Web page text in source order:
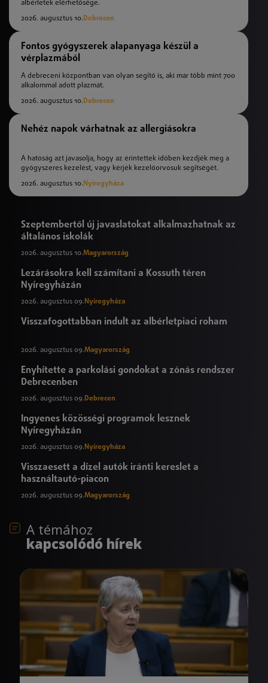
albérletek elérhetősége.
2026. augusztus 10.Debrecen
Fontos gyógyszerek alapanyaga készül a
vérplazmából
A debreceni központban van olyan segítő is, aki már több mint 700
alkalommal adott plazmát.
2026. augusztus 10.Debrecen
Nehéz napok várhatnak az allergiásokra
A hatóság azt javasolja, hogy az érintettek időben kezdjék meg a
gyógyszeres kezelést, vagy kérjék kezelőorvosuk segítségét.
2026. augusztus 10. Nyíregyháza
Szeptembertől új javaslatokat alkalmazhatnak az
általános iskolák
2026. augusztus 10.Magyarország
Lezárásokra kell számítani a Kossuth téren
Nyíregyházán
2026. augusztus 09. Nyíregyháza
Visszafogottabban indult az albérletpiaci roham
2026. augusztus 09.Magyarország
Enyhítette a parkolási gondokat a zónás rendszer
Debrecenben
2026. augusztus 09.Debrecen
Ingyenes közösségi programok lesznek
Nyíregyházán
2026. augusztus 09. Nyíregyháza
Visszaesett a dízel autók iránti kereslet a
használtautó-piacon
2026. augusztus 09.Magyarország
A témához
kapcsolódó hírek